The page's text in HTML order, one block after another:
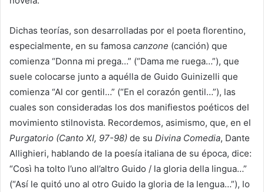
Dichas teorías, son desarrolladas por el poeta florentino,
especialmente, en su famosa canzone (canción) que
comienza “Donna mi prega…” (“Dama me ruega…”), que
suele colocarse junto a aquélla de Guido Guinizelli que
comienza “Al cor gentil…” (“En el corazón gentil…”), las
cuales son consideradas los dos manifiestos poéticos del
movimiento stilnovista. Recordemos, asimismo, que, en el
Purgatorio (Canto XI, 97-98) de su Divina Comedia, Dante
Allighieri, hablando de la poesía italiana de su época, dice:
“Così ha tolto l’uno all’altro Guido / la gloria della lingua…”
(“Así le quitó uno al otro Guido la gloria de la lengua…”), lo